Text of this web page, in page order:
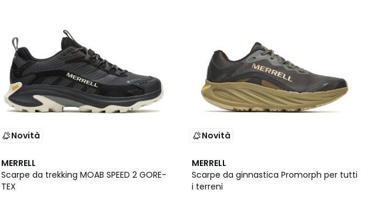
Novità
MERRELL
Scarpe da trekking MOAB SPEED 2 GORE-
TEX
4.1
/ 5
Novità
MERRELL
Scarpe da ginnastica Promorph per tutti
i terreni
4.4
/ 5